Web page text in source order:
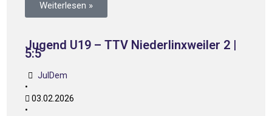
Weiterlesen »
Jugend U19 – TTV Niederlinxweiler 2 |
5:5
JulDem
•
03.02.2026
•